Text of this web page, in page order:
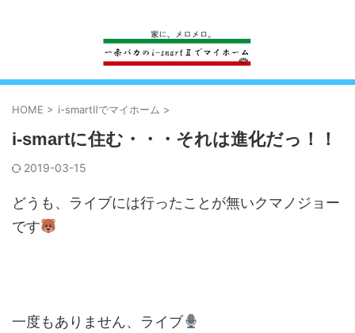
HOME > i-smartⅡでマイホーム >
i-smartに住む・・・それは進化だっ！！
2019-03-15
どうも、ライブには行ったことが無いクマノジョー
です
一度もありません、ライブ